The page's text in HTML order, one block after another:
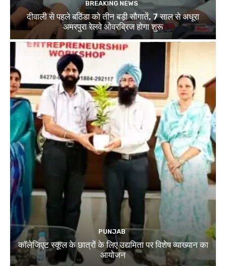
BREAKING NEWS
दीवाली से पहले बठिंडा को तीन बड़ी सौगातें, 7 साल से अधूरा
अमरपुरा रेलवे ओवरब्रिज होगा शुरू
PUNJAB
कॉलेजिएट स्कूल के छात्रों के लिए उद्यमिता पर विशेष व्याख्यान का
आयोजन